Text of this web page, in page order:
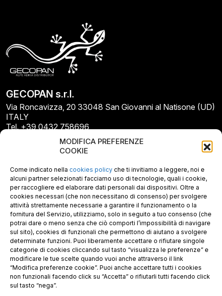
MODIFICA PREFERENZE
COOKIE
Come indicato nella cookies policy che ti invitiamo a leggere, noi e
alcuni partner selezionati facciamo uso di tecnologie, quali i cookie,
per raccogliere ed elaborare dati personali dai dispositivi. Oltre a
cookies necessari (che non necessitano di consenso) per svolgere
attività strettamente necessarie a garantire il funzionamento o la
fornitura del Servizio, utilizziamo, solo in seguito a tuo consenso (che
potrai dare o meno senza che ciò comporti l’impossibilità di navigare
sul sito), cookies di funzionali che permettono di aiutano a svolgere
determinate funzioni. Puoi liberamente accettare o rifiutare singole
categorie di cookies cliccando sul tasto “visualizza le preferenze” e
modificare le tue scelte quando vuoi anche attraverso il link
“Modifica preferenze cookie”. Puoi anche accettare tutti i cookies
non funzionali facendo click su “Accetta” o rifiutarli tutti facendo click
sul tasto “nega”.
GECOPAN s.r.l.
Via Roncavizza, 20 33048 San Giovanni al Natisone (UD)
ITALY
Tel. +39 0432 758696
E-mail: info@gecopan.it
E-mail PEC: gecopan@pec.it
P.I. E C.F. 02487660306
N. REA UD 264834
Capitale sociale € 30.000